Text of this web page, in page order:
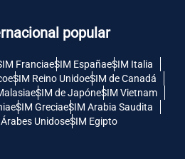
popular
FranciaeSIM EspañaeSIM Italia
eSIM Reino UnidoeSIM de Canadá
eSIM de JapóneSIM Vietnam
eSIM GreciaeSIM Arabia Saudita
UnidoseSIM Egipto